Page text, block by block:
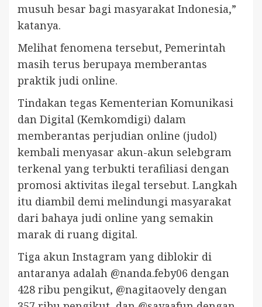
musuh besar bagi masyarakat Indonesia,”
katanya.
Melihat fenomena tersebut, Pemerintah
masih terus berupaya memberantas
praktik judi online.
Tindakan tegas Kementerian Komunikasi
dan Digital (Kemkomdigi) dalam
memberantas perjudian online (judol)
kembali menyasar akun-akun selebgram
terkenal yang terbukti terafiliasi dengan
promosi aktivitas ilegal tersebut. Langkah
itu diambil demi melindungi masyarakat
dari bahaya judi online yang semakin
marak di ruang digital.
Tiga akun Instagram yang diblokir di
antaranya adalah @nanda.feby06 dengan
428 ribu pengikut, @nagitaovely dengan